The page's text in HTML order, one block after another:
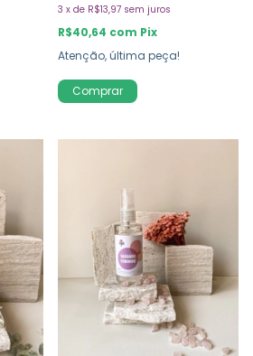
3 x de R$13,97 sem juros
R$40,64 com Pix
Atenção, última peça!